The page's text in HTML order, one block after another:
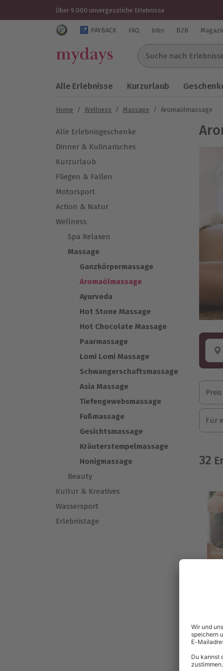
Über 9.000 unvergessliche Erlebnisse
Trustedshops Bewertungen für mydays.de
PAYBACK FAQ Jobs B2B
Suche nach
Alle Erlebnisse Kurzurlaub
Home / Wellness / Massage / Aromaölmassage
Alle Erlebnisgeschenke
Dinner & Kulinarisches
Kurzurlaub
Fliegen & Fallen
Motorsport
Action & Natur
Wellness
Spa Relaxen
Massage
Ganzkörpermassage
Aromaölmassage
Ayurveda
Hot Stone Massage
Hot Chocolate Massage
Paarmassage
Lomi Lomi Massage
Schwangerschaftsmassage
Asia Massage
Tiefengewebsmassage
Fußmassage
Gesichtsmassage
Kräuterstempelmassage
Honigmassage
Beauty
Kultur & Kreatives
Wassersport
Erlebnistage
Preis
Für
32